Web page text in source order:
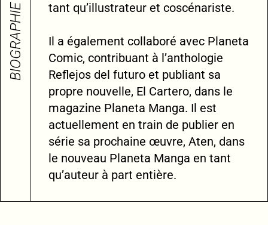
BIOGRAPHIE
tant qu’illustrateur et coscénariste.
Il a également collaboré avec Planeta
Comic, contribuant à l’anthologie
Reflejos del futuro et publiant sa
propre nouvelle, El Cartero, dans le
magazine Planeta Manga. Il est
actuellement en train de publier en
série sa prochaine œuvre, Aten, dans
le nouveau Planeta Manga en tant
qu’auteur à part entière.